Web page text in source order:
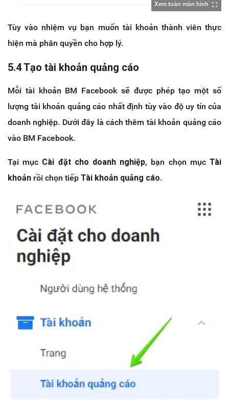
Xem toàn màn hình
Tùy vào nhiệm vụ bạn muốn tài khoản thành viên thực
hiện mà phân quyền cho hợp lý.
5.4 Tạo tài khoản quảng cáo
Mỗi tài khoản BM Facebook sẽ được phép tạo một số
lượng tài khoản quảng cáo nhất định tùy vào độ uy tín của
doanh nghiệp. Dưới đây là cách thêm tài khoản quảng cáo
vào BM Facebook.
Tại mục Cài đặt cho doanh nghiệp, bạn chọn mụcTài
khoản rồi chọn tiếp Tài khoản quảng cáo.